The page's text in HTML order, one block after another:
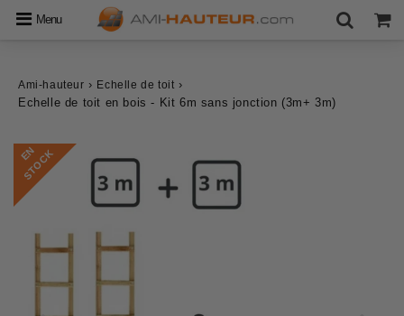
Menu
Ami-hauteur › Echelle de toit ›
Echelle de toit en bois - Kit 6m sans jonction (3m+ 3m)
E
N
S
T
O
C
K